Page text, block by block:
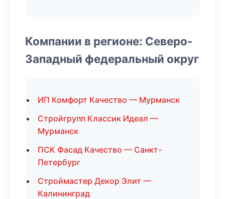
Компании в регионе: Северо-
Западный федеральный округ
ИП Комфорт Качество — Мурманск
Стройгрупп Классик Идеал —
Мурманск
ПСК Фасад Качество — Санкт-
Петербург
Строймастер Декор Элит —
Калининград